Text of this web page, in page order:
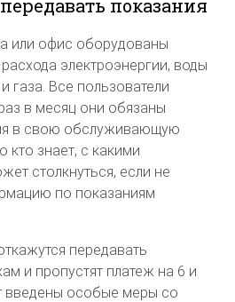
показания
или офис оборудованы
электроэнергии, воды
газа. Все пользователи
в месяц они обязаны
в свою обслуживающую
кто знает, с какими
столкнуться, если не
по показаниям
передавать
и пропустят платеж на 6 и
введены особые меры со